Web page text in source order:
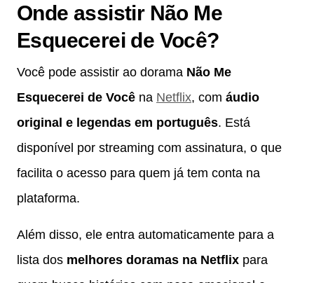
Onde assistir Não Me
Esquecerei de Você?
Você pode assistir ao dorama Não Me
Esquecerei de Você na Netflix, com áudio
original e legendas em português. Está
disponível por streaming com assinatura, o que
facilita o acesso para quem já tem conta na
plataforma.
Além disso, ele entra automaticamente para a
lista dos melhores doramas na Netflix para